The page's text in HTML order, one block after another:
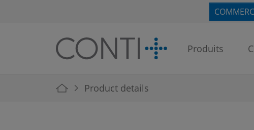
Produits
You are here:
Product details